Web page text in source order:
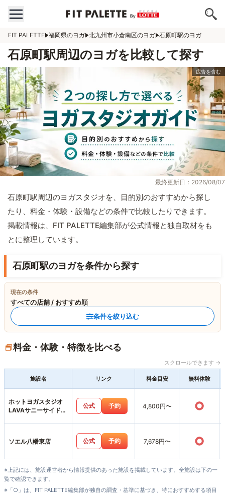
FIT PALETTE 福岡県のヨガ 北九州市小倉南区のヨガ 石原町駅のヨガ
石原町駅周辺のヨガを比較して探す
最終更新日：2026/08/07
石原町駅周辺のヨガスタジオを、目的別のおすすめから探し
たり、料金・体験・設備などの条件で比較したりできます。
掲載情報は、FIT PALETTE編集部が公式情報と独自取材をも
とに整理しています。
石原町駅のヨガを条件から探す
現在の条件
すべての店舗 / おすすめ順
条件を絞り込む
料金・体験・特徴を比べる
スクロールできます →
施設名 リンク 料金目安 無料体験
ホットヨガスタジオ
LAVAサニーサイドモ
公式 予約 4,800円〜 ○
ソエル八幡東店 公式 予約 7,678円〜 ○
※上記には、施設運営者から情報提供のあった施設を掲載しています。全施設は下の一
覧で確認できます。
※「○」は、FIT PALETTE編集部が独自の調査・基準に基づき、特におすすめする項目